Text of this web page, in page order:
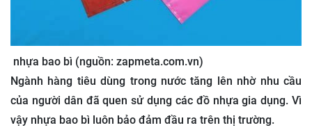
nhựa bao bì (nguồn: zapmeta.com.vn)
Ngành hàng tiêu dùng trong nước tăng lên nhờ nhu cầu
của người dân đã quen sử dụng các đồ nhựa gia dụng. Vì
vậy nhựa bao bì luôn bảo đảm đầu ra trên thị trường.